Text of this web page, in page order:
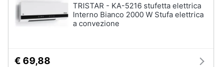
TRISTAR - KA-5216 stufetta elettrica
Interno Bianco 2000 W Stufa elettrica
a convezione
€ 69,88